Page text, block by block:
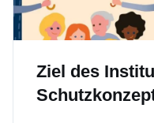
Ziel des